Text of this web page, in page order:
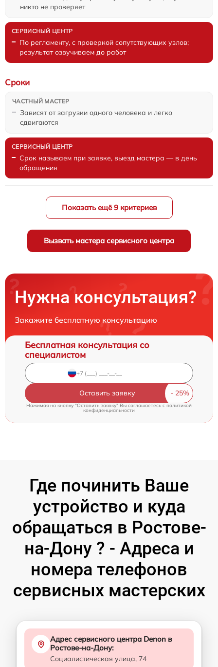
никто не проверяет
По регламенту, с проверкой сопутствующих узлов;
результат озвучиваем до работ
Зависят от загрузки одного человека и легко
сдвигаются
Сроки
Срок называем при заявке, выезд мастера — в день
обращения
Показать ещё 9 критериев
Вызвать мастера сервисного центра
Нужна консультация?
Закажите бесплатную консультацию
Бесплатная консультация со
специалистом
Оставить заявку
Нажимая на кнопку "Оставить заявку" Вы соглашаетесь c политикой
конфиденциальности
Где починить Ваше
устройство и куда
обращаться в Ростове-
на-Дону ? - Адреса и
номера телефонов
сервисных мастерских
Адрес сервисного центра Denon в
Ростове-на-Дону:
Социалистическая улица, 74